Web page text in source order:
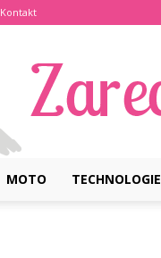
Kontakt
MOTO TECHNOLOGIE